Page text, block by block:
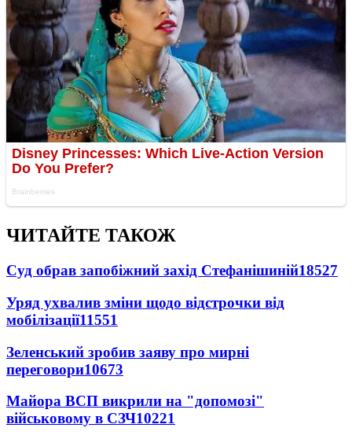
ЧИТАЙТЕ ТАКОЖ
Суд обрав запобіжний захід Стефанішиній18527
Уряд ухвалив зміни щодо відстрочки від
мобілізації11551
Зеленський зробив заяву про мирні
переговори10673
Майора ВСП викрили на "допомозі"
військовому в СЗЧ10221